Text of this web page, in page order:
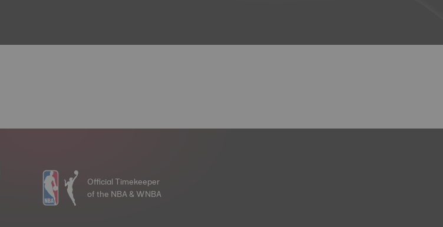
Official Timekeeper
of the NBA & WNBA